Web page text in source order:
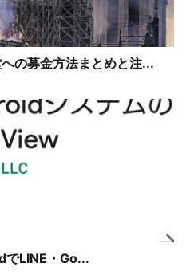
の募金方法まとめと注...
でLINE・Go...